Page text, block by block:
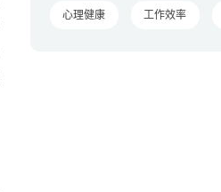
心理健康 工作效率